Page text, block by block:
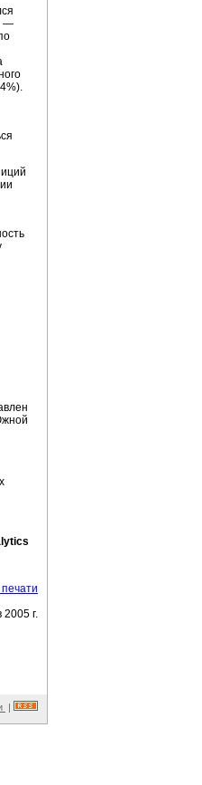
—
2005 г.
|